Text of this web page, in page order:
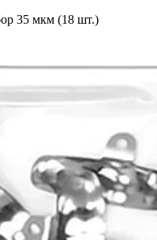
35 мкм (18 шт.)